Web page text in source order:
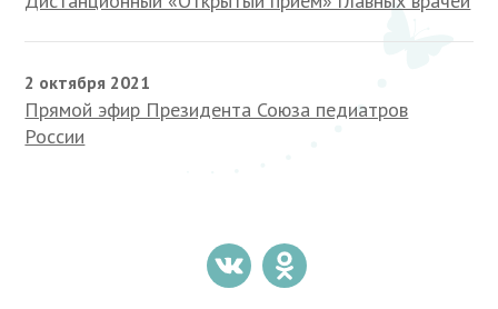
2 октября 2021
Прямой эфир Президента Союза педиатров
России